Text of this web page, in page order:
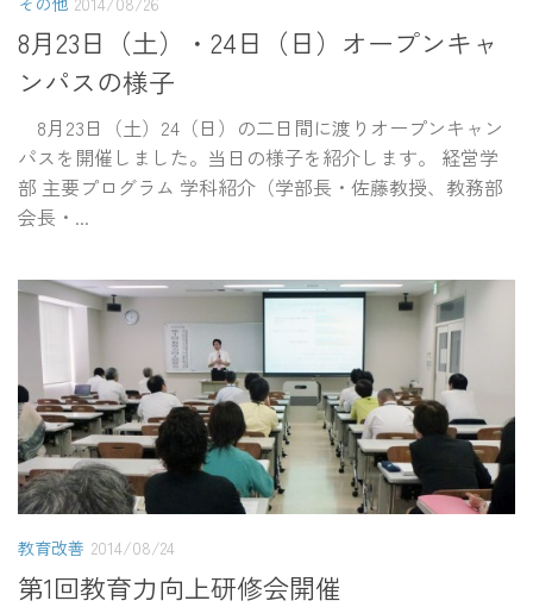
8月23日（土）・24日（日）オープンキャ
ンパスの様子
8月23日（土）24（日）の二日間に渡りオープンキャン
パスを開催しました。当日の様子を紹介します。 経営学
部 主要プログラム 学科紹介（学部長・佐藤教授、教務部
会長・...
教育改善 2014/08/24
第1回教育力向上研修会開催